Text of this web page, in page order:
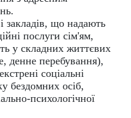
закладів, що надають
послуги сім'ям,
у складних життєвих
денне перебування),
соціальні
бездомних осіб,
психологічної